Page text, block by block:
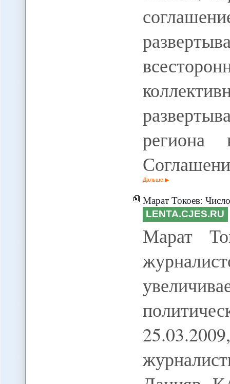
региона
Дальше
Марат Токоев: Число нападений на
LENTA.CJES.RU
Марат